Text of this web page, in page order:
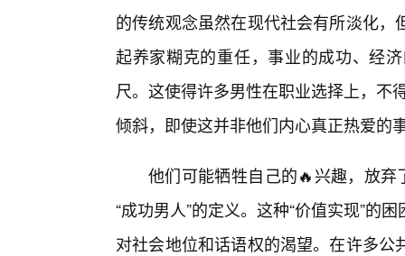
的传统观念虽然在现代社会有所淡化
起养家糊克的重任，事业的成功、经
尺。这使得许多男性在职业选择上，不
倾斜，即使这并非他们内心真正热爱的
他们可能牺牲自己的🔥兴趣，放弃
“成功男人”的定义。这种“价值实现”的
对社会地位和话语权的渴望。在许多